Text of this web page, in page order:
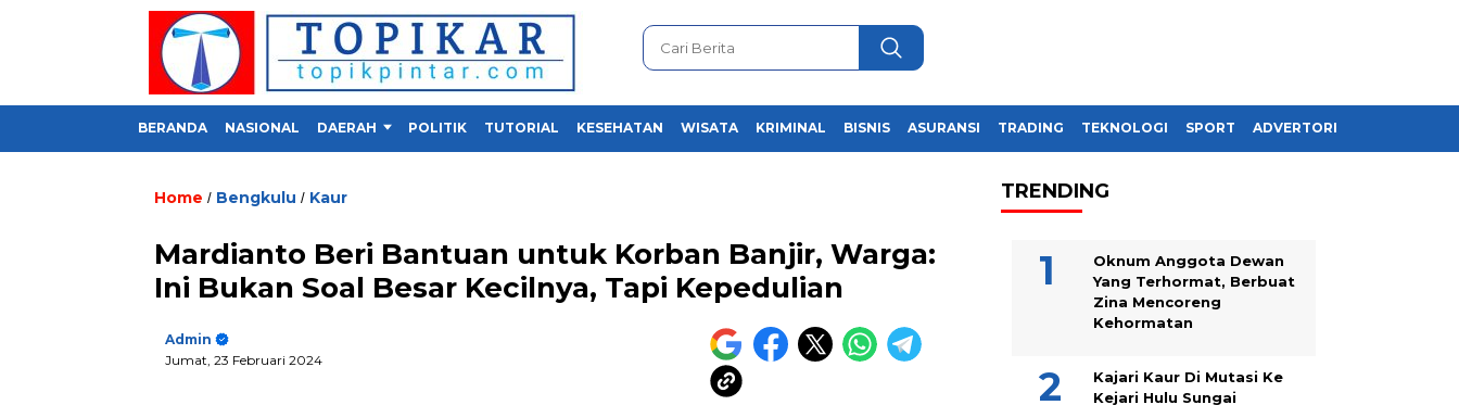
BERANDA NASIONAL DAERAH POLITIK TUTORIAL KESEHATAN WISATA KRIMINAL BISNIS ASURANSI TRADING TEKNOLOGI SPORT ADVERTORIAL
Home / Bengkulu / Kaur
Mardianto Beri Bantuan untuk Korban Banjir, Warga:
Ini Bukan Soal Besar Kecilnya, Tapi Kepedulian
Admin
Jumat, 23 Februari 2024
TRENDING
Oknum Anggota Dewan
Yang Terhormat, Berbuat
Zina Mencoreng
Kehormatan
Kajari Kaur Di Mutasi Ke
Kejari Hulu Sungai